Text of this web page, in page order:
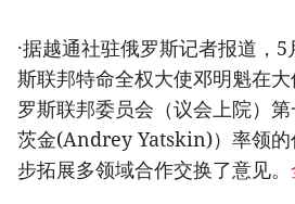
·据越通社驻俄罗斯记者报道，
斯联邦特命全权大使邓明魁在
罗斯联邦委员会（议会上院）第
茨金(Andrey Yatskin)）率领的
步拓展多领域合作交换了意见。